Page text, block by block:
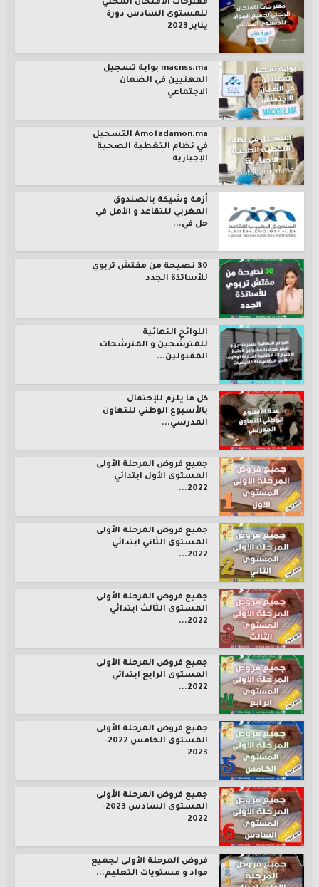
مقترحات الامتحان المحلي
للمستوى السادس دورة
يناير 2023
macnss.ma بوابة تسجيل
المهنيين في الضمان
الاجتماعي
Amotadamon.ma التسجيل
في نظام التغطية الصحية
الإجبارية
أزمة وشيكة بالصندوق
المغربي للتقاعد و الأمل في
حل في...
30 نصيحة من مفتش تربوي
للأساتذة الجدد
اللوائح النهائية
للمترشحين و المترشحات
المقبولين...
كل ما يلزم للإحتفال
بالأسبوع الوطني للتعاون
المدرسي...
جميع فروض المرحلة الأولى
المستوى الأول ابتدائي
2022...
جميع فروض المرحلة الأولى
المستوى الثاني ابتدائي
2022...
جميع فروض المرحلة الأولى
المستوى الثالث ابتدائي
2022...
جميع فروض المرحلة الأولى
المستوى الرابع ابتدائي
2022...
جميع فروض المرحلة الأولى
المستوى الخامس 2022-
2023
جميع فروض المرحلة الأولى
المستوى السادس 2023-
2022
فروض المرحلة الأولى لجميع
مواد و مستويات التعليم...